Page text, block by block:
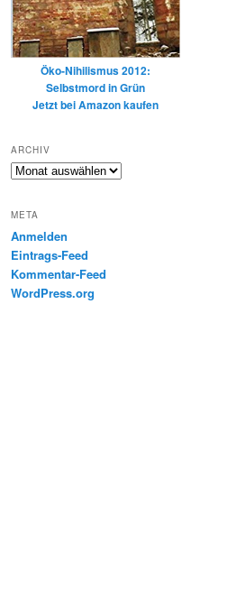
Öko-Nihilismus 2012:
Selbstmord in Grün
Jetzt bei Amazon kaufen
ARCHIV
Archiv
META
Anmelden
Eintrags-Feed
Kommentar-Feed
WordPress.org